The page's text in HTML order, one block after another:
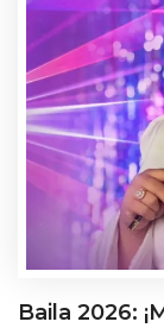
Baila 2026: